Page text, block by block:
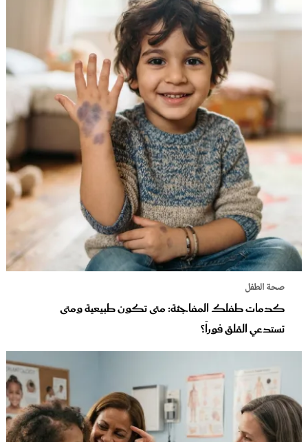
صحة الطفل
كدمات طفلك المفاجئة: متى تكون طبيعية ومتى
تستدعي القلق فوراً؟